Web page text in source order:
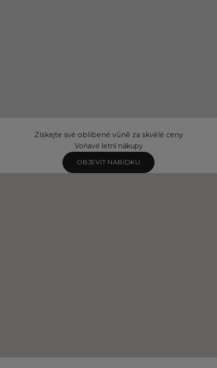
Získejte své oblíbené vůně za skvělé ceny
Voňavé letní nákupy
OBJEVIT NABÍDKU